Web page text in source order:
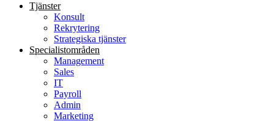
Tjänster
Konsult
Rekrytering
Strategiska tjänster
Specialist­områden
Management
Sales
IT
Payroll
Admin
Marketing